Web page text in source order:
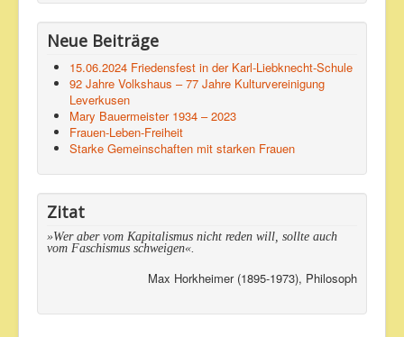
Neue Beiträge
15.06.2024 Friedensfest in der Karl-Liebknecht-Schule
92 Jahre Volkshaus – 77 Jahre Kulturvereinigung
Leverkusen
Mary Bauermeister 1934 – 2023
Frauen-Leben-Freiheit
Starke Gemeinschaften mit starken Frauen
Zitat
»Wer aber vom Kapitalismus nicht reden will, sollte auch
vom Faschismus schweigen«.
Max Horkheimer (1895-1973), Philosoph